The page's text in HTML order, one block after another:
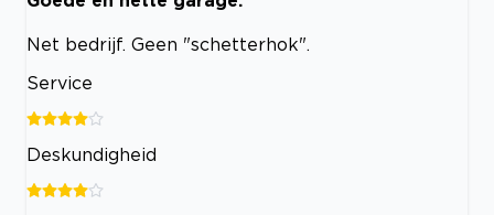
Net bedrijf. Geen "schetterhok".
Service
Deskundigheid